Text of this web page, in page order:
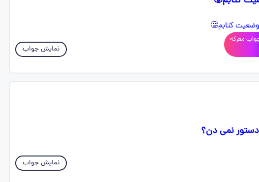
معرکه
نمایش جواب
دستور نمی دن؟
نمایش جواب